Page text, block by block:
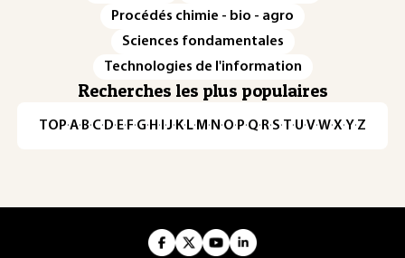
Procédés chimie - bio - agro
Sciences fondamentales
Technologies de l'information
Recherches les plus populaires
TOP·A·B·C· D· E· F·G· H · ·J· K· L· M · N ·O· P·Q· R·S·T·U·V·W·X·Y·Z